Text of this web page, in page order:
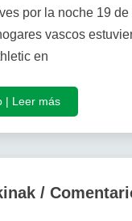
por la noche 19
vascos
en
| Leer más
/